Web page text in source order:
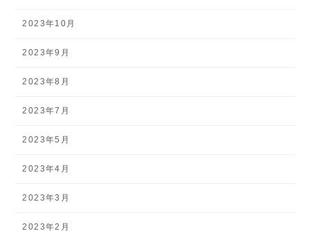
2023年10月
2023年9月
2023年8月
2023年7月
2023年5月
2023年4月
2023年3月
2023年2月